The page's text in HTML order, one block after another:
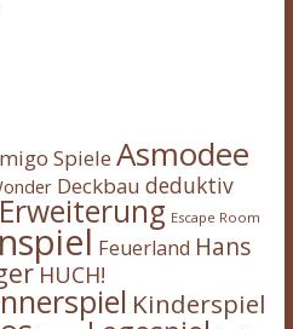
Spiele Asmodee
Deckbau deduktiv
Erweiterung Escape Room
Feuerland Hans
HUCH!
Kinderspiel